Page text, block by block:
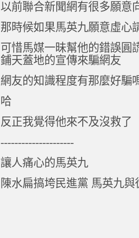
以前聯合新聞網有很多願意
那時候如果馬英九願意虛
可惜馬媒一昧幫他的錯誤圓
鋪天蓋地的宣傳來騙網友
網友的知識程度有那麼好騙
哈
反正我覺得他來不及沒救了
---------------------
讓人痛心的馬英九
陳水扁搞垮民進黨 馬英九